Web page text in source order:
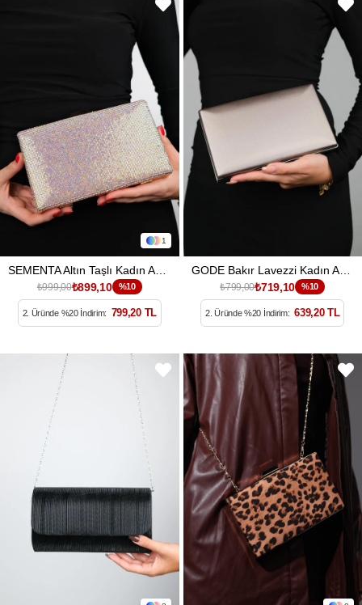
1
₺999,00₺899,10 %10
2. Üründe %20 İndirim: 799,20 TL
GODE Bakır Lavezzi Kadın Abiye Çanta
₺799,00₺719,10 %10
2. Üründe %20 İndirim: 639,20 TL